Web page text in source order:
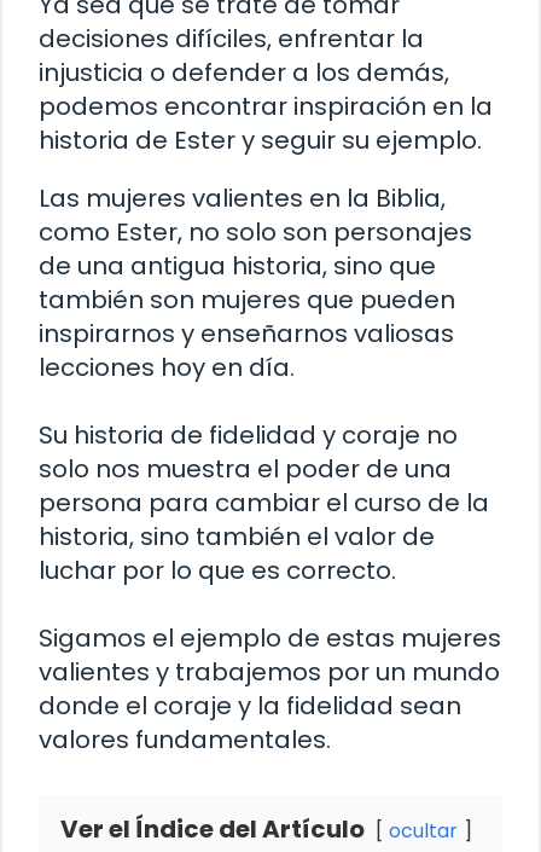
decisiones difíciles, enfrentar la
injusticia o defender a los demás,
podemos encontrar inspiración en la
historia de Ester y seguir su ejemplo.
Las mujeres valientes en la Biblia,
como Ester, no solo son personajes
de una antigua historia, sino que
también son mujeres que pueden
inspirarnos y enseñarnos valiosas
lecciones hoy en día.
Su historia de fidelidad y coraje no
solo nos muestra el poder de una
persona para cambiar el curso de la
historia, sino también el valor de
luchar por lo que es correcto.
Sigamos el ejemplo de estas mujeres
valientes y trabajemos por un mundo
donde el coraje y la fidelidad sean
valores fundamentales.
Ver el Índice del Artículo ocultar